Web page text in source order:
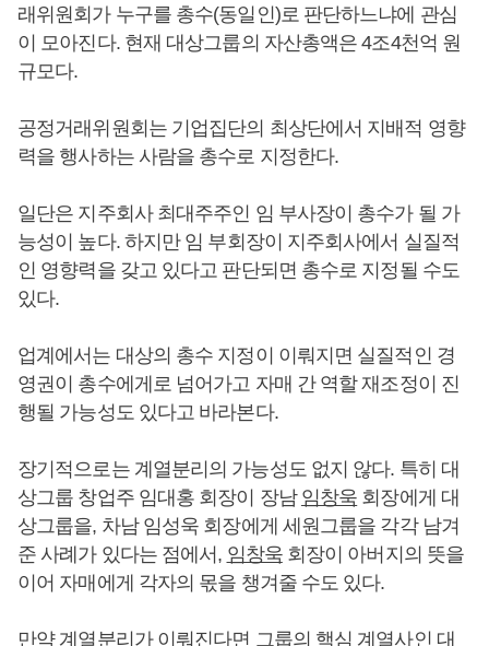
래위원회가 누구를 총수(동일인)로 판단하느냐에 관심
이 모아진다. 현재 대상그룹의 자산총액은 4조4천억 원
규모다.
공정거래위원회는 기업집단의 최상단에서 지배적 영향
력을 행사하는 사람을 총수로 지정한다.
일단은 지주회사 최대주주인 임 부사장이 총수가 될 가
능성이 높다. 하지만 임 부회장이 지주회사에서 실질적
인 영향력을 갖고 있다고 판단되면 총수로 지정될 수도
있다.
업계에서는 대상의 총수 지정이 이뤄지면 실질적인 경
영권이 총수에게로 넘어가고 자매 간 역할 재조정이 진
행될 가능성도 있다고 바라본다.
장기적으로는 계열분리의 가능성도 없지 않다. 특히 대
상그룹 창업주 임대홍 회장이 장남 임창욱 회장에게 대
상그룹을, 차남 임성욱 회장에게 세원그룹을 각각 남겨
준 사례가 있다는 점에서, 임창욱회장이 아버지의 뜻을
이어 자매에게 각자의 몫을 챙겨줄 수도 있다.
만약 계열분리가 이뤄진다면 그룹의 핵심 계열사인 대